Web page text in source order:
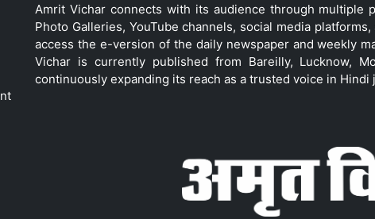
Amrit Vichar connects with its audience through multiple
Photo Galleries, YouTube channels, social media
access the e-version of the daily newspaper and weekly
Vichar is currently published from Bareilly, Lucknow,
continuously expanding its reach as a trusted voice in Hindi